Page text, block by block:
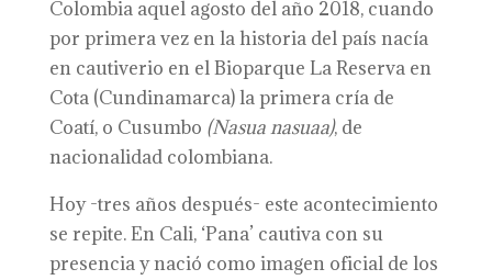
Colombia aquel agosto del año 2018, cuando
por primera vez en la historia del país nacía
en cautiverio en el Bioparque La Reserva en
Cota (Cundinamarca) la primera cría de
Coatí, o Cusumbo (Nasua nasuaa), de
nacionalidad colombiana.
Hoy -tres años después- este acontecimiento
se repite. En Cali, ‘Pana’ cautiva con su
presencia y nació como imagen oficial de los